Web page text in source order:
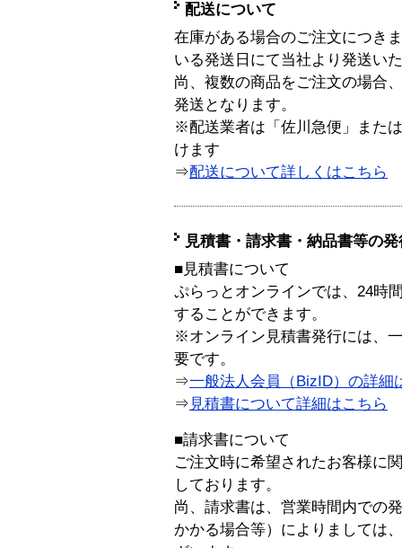
配送について
在庫がある場合のご注文につき
いる発送日にて当社より発送い
尚、複数の商品をご注文の場合
発送となります。
※配送業者は「佐川急便」また
けます
⇒配送について詳しくはこちら
見積書・請求書・納品書等の
■見積書について
ぷらっとオンラインでは、24時
することができます。
※オンライン見積書発行には、
要です。
⇒一般法人会員（BizID）の詳細
⇒ 見積書について詳細はこちら
■請求書について
ご注文時に希望されたお客様に
しております。
尚、請求書は、営業時間内での
かかる場合等）によりましては